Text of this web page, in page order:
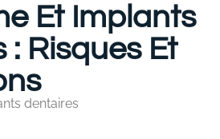
Et Implants
: Risques Et
dentaires